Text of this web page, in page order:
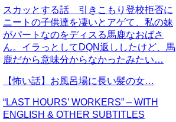
スカッとする話 引きこもり登校拒否に
ニートの子供達を凄いとアゲて、私の妹
がパートなのをディスる馬鹿なおばさ
ん。イラっとしてDQN返ししたけど、馬
鹿だから意味分からなかったみたい…
【怖い話】お風呂場に長い髪の女…
“LAST HOURS’ WORKERS” – WITH
ENGLISH & OTHER SUBTITLES